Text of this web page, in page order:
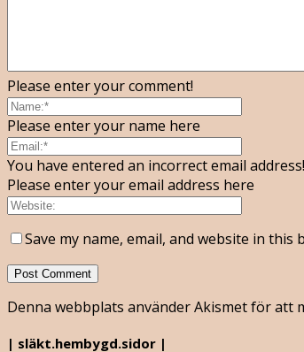
Please enter your comment!
Please enter your name here
You have entered an incorrect email address!
Please enter your email address here
Save my name, email, and website in
Denna webbplats använder Akismet för att
| släkt.hembygd.sidor |